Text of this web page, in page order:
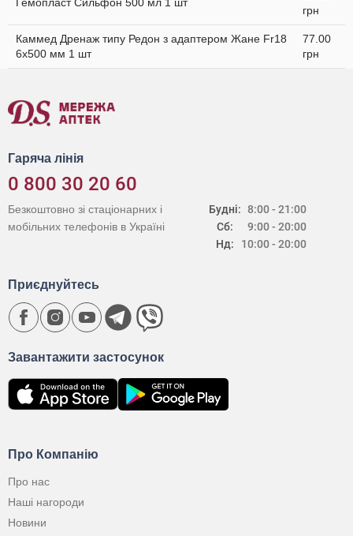
грн
Каммед Дренаж типу Редон з адаптером Жане Fr18
6х500 мм 1 шт
77.00
грн
Гаряча лінія
0 800 30 20 60
Будні:
Сб:
Нд:
8:00 - 21:00
9:00 - 20:00
10:00 - 20:00
Безкоштовно зі стаціонарних і
мобільних телефонів в Україні
Про Компанію
Про нас
Наші нагороди
Новини
Завантажити застосунок
Приєднуйтесь